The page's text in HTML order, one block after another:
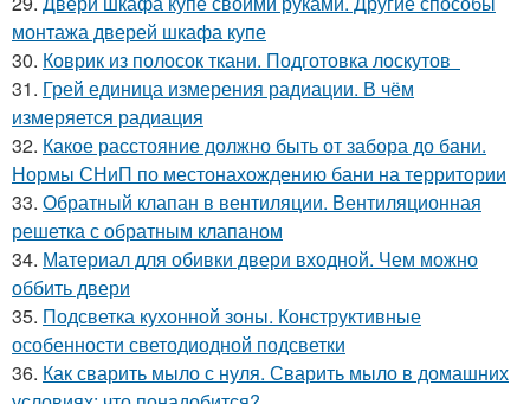
монтажа дверей шкафа купе
30. Коврик из полосок ткани. Подготовка лоскутов
31. Грей единица измерения радиации. В чём
измеряется радиация
32. Какое расстояние должно быть от забора до бани.
Нормы СНиП по местонахождению бани на территории
33. Обратный клапан в вентиляции. Вентиляционная
решетка с обратным клапаном
34. Материал для обивки двери входной. Чем можно
оббить двери
35. Подсветка кухонной зоны. Конструктивные
особенности светодиодной подсветки
36. Как сварить мыло с нуля. Сварить мыло в домашних